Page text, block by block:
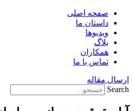
صفحه اصلی
داستان ما
ویدیوها
بلاگ
همکاران
تماس با ما
ارسال مقاله
Search